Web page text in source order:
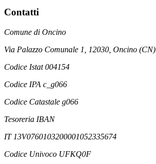
Contatti
Comune di Oncino
Via Palazzo Comunale 1, 12030, Oncino (CN)
Codice Istat 004154
Codice IPA c_g066
Codice Catastale g066
Tesoreria IBAN
IT 13V0760103200001052335674
Codice Univoco UFKQ0F